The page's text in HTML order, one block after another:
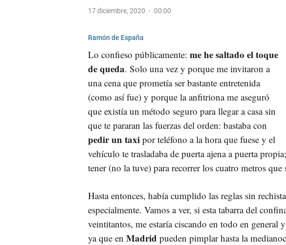
17 diciembre, 2020 00:00
Ramón de España
Lo confieso públicamente: me he saltado el toque
de queda. Solo una vez y porque me invitaron a
una cena que prometía ser bastante entretenida
(como así fue) y porque la anfitriona me aseguró
que existía un método seguro para llegar a casa sin
que te pararan las fuerzas del orden: bastaba con
pedir un taxi por teléfono a la hora que fuese y el
vehículo te trasladaba de puerta ajena a puerta
tener (no la tuve) para recorrer los cuatro metros
Hasta entonces, había cumplido las reglas sin
especialmente. Vamos a ver, si esta tabarra del
veintitantos, me estaría ciscando en todo en general
ya que en Madrid pueden pimplar hasta la